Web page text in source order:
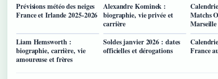
Prévisions météo des neiges
France et Irlande 2025-2026
Alexandre Kominek :
biographie, vie privée et
carrière
Matchs
Marseille
Liam Hemsworth :
biographie, carrière, vie
amoureuse et frères
Soldes janvier 2026 : dates
officielles et dérogations
France